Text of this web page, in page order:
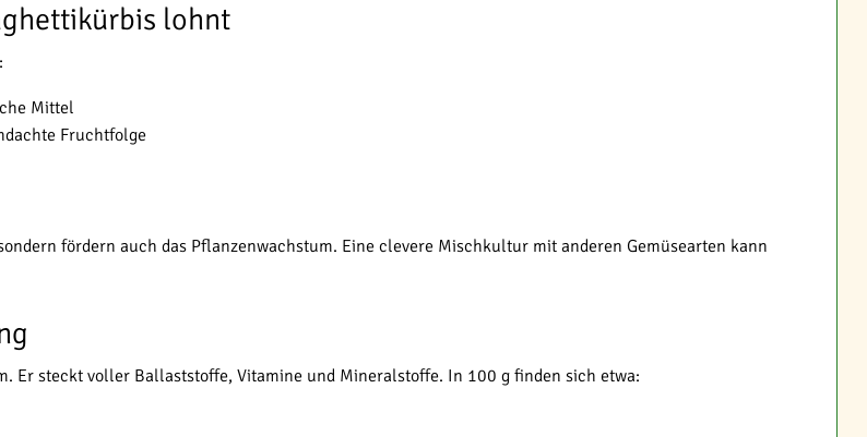
lohnt
Mittel
Fruchtfolge
fördern auch das Pflanzenwachstum. Eine clevere Mischkultur mit anderen Gemüsearten kann
Er steckt voller Ballaststoffe, Vitamine und Mineralstoffe. In 100 g finden sich etwa: